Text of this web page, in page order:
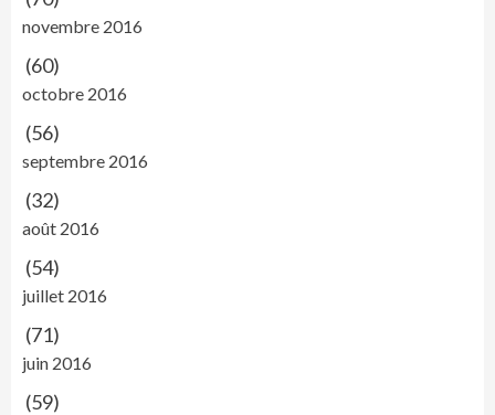
novembre 2016
(60)
octobre 2016
(56)
septembre 2016
(32)
août 2016
(54)
juillet 2016
(71)
juin 2016
(59)